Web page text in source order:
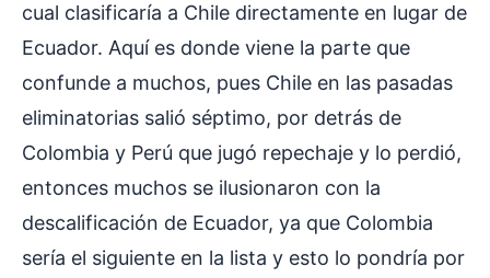
cual clasificaría a Chile directamente en lugar de
Ecuador. Aquí es donde viene la parte que
confunde a muchos, pues Chile en las pasadas
eliminatorias salió séptimo, por detrás de
Colombia y Perú que jugó repechaje y lo perdió,
entonces muchos se ilusionaron con la
descalificación de Ecuador, ya que Colombia
sería el siguiente en la lista y esto lo pondría por